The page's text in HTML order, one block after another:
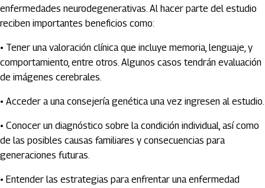
enfermedades neurodegenerativas. Al hacer parte del estudio
reciben importantes beneficios como:
• Tener una valoración clínica que incluye memoria, lenguaje, y
comportamiento, entre otros. Algunos casos tendrán evaluación
de imágenes cerebrales.
• Acceder a una consejería genética una vez ingresen al estudio.
• Conocer un diagnóstico sobre la condición individual, así como
de las posibles causas familiares y consecuencias para
generaciones futuras.
• Entender las estrategias para enfrentar una enfermedad